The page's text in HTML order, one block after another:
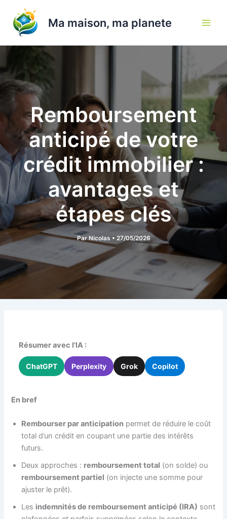
contenu
Ma maison, ma planete
Remboursement
anticipé de votre
crédit immobilier :
avantages et
étapes clés
Par Nicolas • 27/05/2026
Résumer avec l'IA :
ChatGPT Perplexity Grok Copilot
En bref
Rembourser par anticipation permet de réduire le coût
total d’un crédit en coupant une partie des intérêts
futurs.
Deux approches : remboursement total (on solde) ou
remboursement partiel (on injecte une somme pour
ajuster le prêt).
Les indemnités de remboursement anticipé (IRA) sont